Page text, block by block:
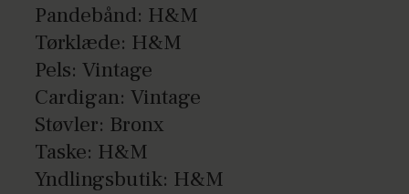
Pandebånd: H&M
Tørklæde: H&M
Pels: Vintage
Cardigan: Vintage
Støvler: Bronx
Taske: H&M
Yndlingsbutik: H&M